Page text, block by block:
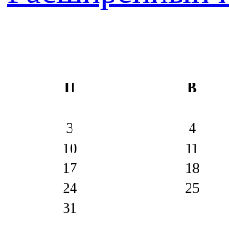
П В
3 4
10
11
17
18
24
25
31